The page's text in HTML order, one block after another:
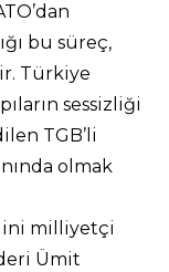
bu süreç,
Türkiye
sessizliği
TGB’li
olmak
milliyetçi
Ümit